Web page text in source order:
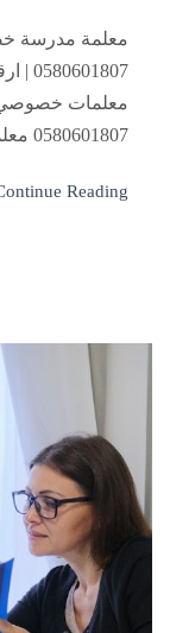
معلمة مدرسة
معلمات خصوصي
0580601807 معلمة تأسيس 0580601807 معلمه خصوص...
Reading